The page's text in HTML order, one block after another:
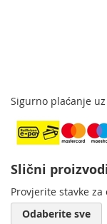
Sigurno plaćanje uz
Slični proizvodi
Provjerite stavke
Odaberite sve